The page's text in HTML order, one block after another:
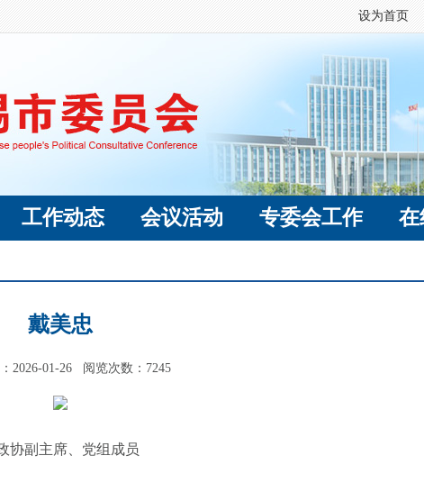
设为首页
工作动态 会议活动 专委会工作 在
戴美忠
2026-01-26 阅览次数： 7245
协副主席、党组成员